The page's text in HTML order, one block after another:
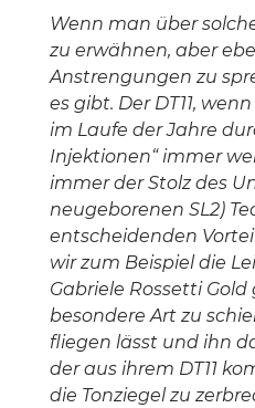
Wenn man über
zu erwähnen, aber
Anstrengungen zu
es gibt. Der DT11,
im Laufe der Jahre
Injektionen“ immer
immer der Stolz des
neugeborenen SL2)
entscheidenden
wir zum Beispiel die
Gabriele Rossetti
besondere Art zu
fliegen lässt und ihn
der aus ihrem DT11
die Tonziegel zu